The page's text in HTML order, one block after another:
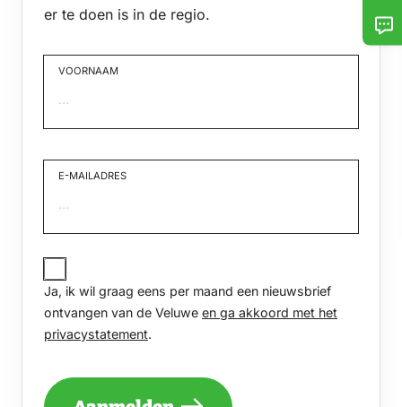
er te doen is in de regio.
VOORNAAM
E-MAILADRES
JA,
IK
WIL
GRAAG
PER
EEN
Ja, ik wil graag eens per maand een nieuwsbrief
ontvangen van de Veluwe en ga akkoord met het
privacystatement.